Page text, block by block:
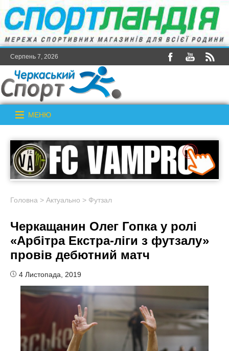
Серпень 7, 2026
МЕНЮ
Головна > Актуально > Футзал
Черкащанин Олег Гопка у ролі
«Арбітра Екстра-ліги з футзалу»
провів дебютний матч
4 Листопада, 2019